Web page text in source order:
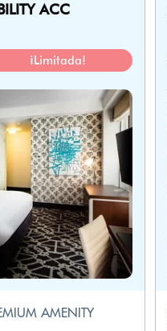
ACC
¡Limitada!
AMENITY